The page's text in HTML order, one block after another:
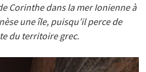
Corinthe dans la mer Ionienne à
une île, puisqu’il perce de
du territoire grec.